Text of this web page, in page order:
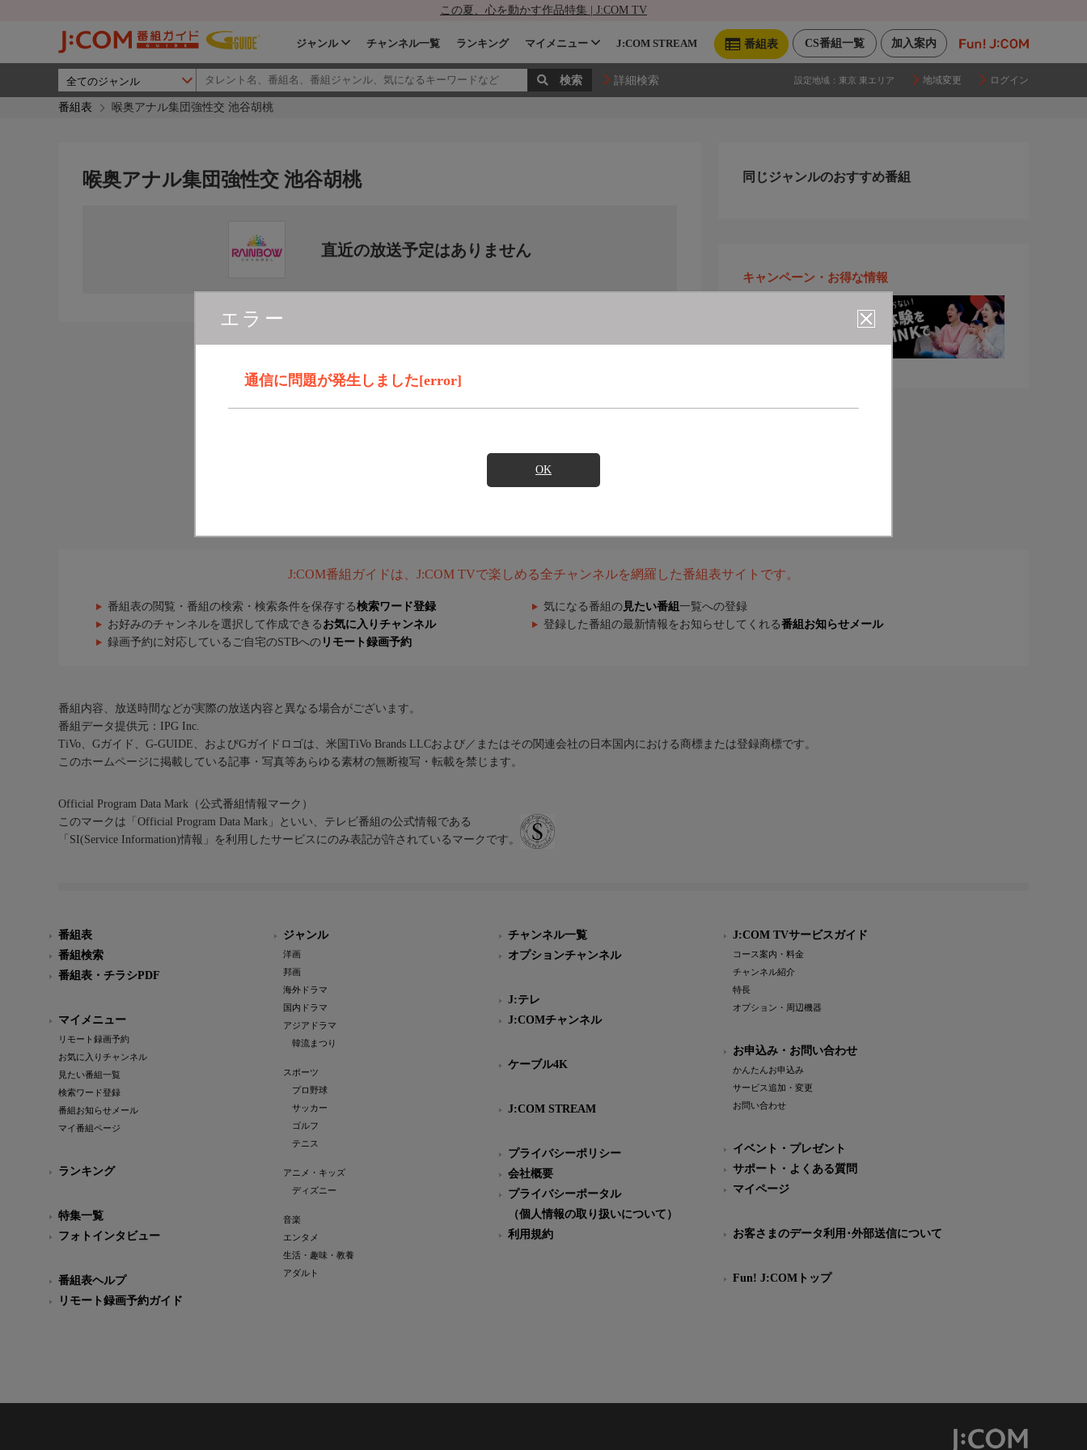
この夏、心を動かす作品特集 | J:COM TV
加入案内
CS番組一覧
番組表
ジャンル チャンネル一覧 ランキング マイメニュー J:COM STREAM
詳細検索 設定地域： 東京 東エリア 地域変更 ログイン
番組表 喉奥アナル集団強性交 池谷胡桃
エラー
通信に問題が発生しました[error]
OK
喉奥アナル集団強性交 池谷胡桃
直近の放送予定はありません
同じジャンルのおすすめ番組
キャンペーン・お得な情報
J:COM番組ガイドは、J:COM TVで楽しめる全チャンネルを網羅した番組表サイトです。
番組表の閲覧・番組の検索・検索条件を保存する検索ワード登録 気になる番組の 見たい番組 一覧への登録
お好みのチャンネルを選択して作成できる お気に入りチャンネル 登録した番組の最新情報をお知らせしてくれる番組お知らせメール
録画予約に対応しているご自宅のSTBへの リモート録画予約
番組内容、放送時間などが実際の放送内容と異なる場合がございます。
番組データ提供元：IPG Inc.
TiVo、Gガイド、G-GUIDE、およびGガイドロゴは、米国TiVo Brands LLCおよび／またはその関連会社の日本国内における商標または登録商標です。
このホームページに掲載している記事・写真等あらゆる素材の無断複写・転載を禁じます。
Official Program Data Mark（公式番組情報マーク）
このマークは「Official Program Data Mark」といい、テレビ番組の公式情報である
「SI(Service Information)情報」を利用したサービスにのみ表記が許されているマークです。
番組表
番組検索
番組表・チラシPDF
マイメニュー
リモート録画予約
お気に入りチャンネル
見たい番組一覧
検索ワード登録
番組お知らせメール
マイ番組ページ
ランキング
特集一覧
フォトインタビュー
番組表ヘルプ
リモート録画予約ガイド
ジャンル
洋画
邦画
海外ドラマ
国内ドラマ
アジアドラマ
韓流まつり
スポーツ
プロ野球
サッカー
ゴルフ
テニス
アニメ・キッズ
ディズニー
音楽
エンタメ
生活・趣味・教養
アダルト
チャンネル一覧
オプションチャンネル
J:テレ
J:COMチャンネル
ケーブル4K
J:COM STREAM
プライバシーポリシー
会社概要
プライバシーポータル
（個人情報の取り扱いについて）
利用規約
J:COM TVサービスガイド
コース案内・料金
チャンネル紹介
特長
オプション・周辺機器
お申込み・お問い合わせ
かんたんお申込み
サービス追加・変更
お問い合わせ
イベント・プレゼント
サポート・よくある質問
マイページ
お客さまのデータ利用･外部送信について
Fun! J:COMトップ